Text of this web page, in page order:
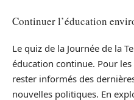
Continuer l’éducation
Le quiz de la Journée de la
éducation continue. Pour
rester informés des
nouvelles politiques. En